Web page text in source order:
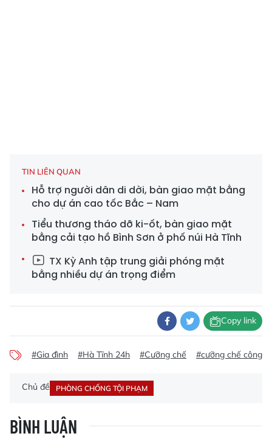
TIN LIÊN QUAN
Hỗ trợ người dân di dời, bàn giao mặt bằng
cho dự án cao tốc Bắc – Nam
Tiểu thương tháo dỡ ki-ốt, bàn giao mặt
bằng cải tạo hồ Bình Sơn ở phố núi Hà Tĩnh
TX Kỳ Anh tập trung giải phóng mặt
bằng nhiều dự án trọng điểm
Copy link
#Gia đình #Hà Tĩnh 24h #Cưỡng chế #cưỡng chế công
Chủ đề PHÒNG CHỐNG TỘI PHẠM
BÌNH LUẬN